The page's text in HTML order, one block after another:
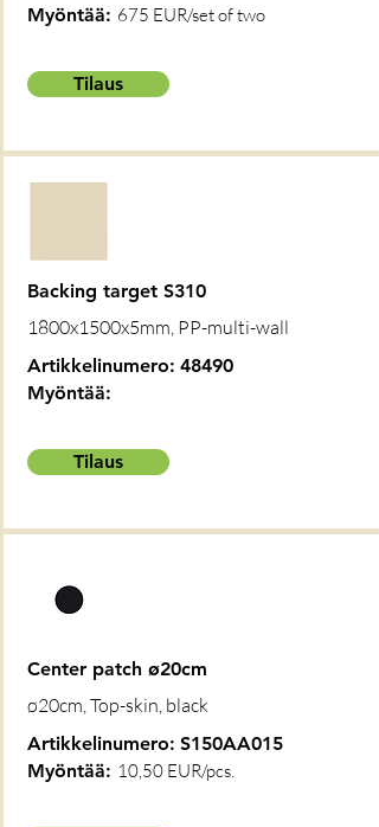
Myöntää: 675 EUR/set of two
Tilaus
Backing target S310
1800x1500x5mm, PP-multi-wall
Artikkelinumero: 48490
Myöntää:
Tilaus
Center patch ø20cm
ø20cm, Top-skin, black
Artikkelinumero: S150AA015
Myöntää: 10,50 EUR/pcs.